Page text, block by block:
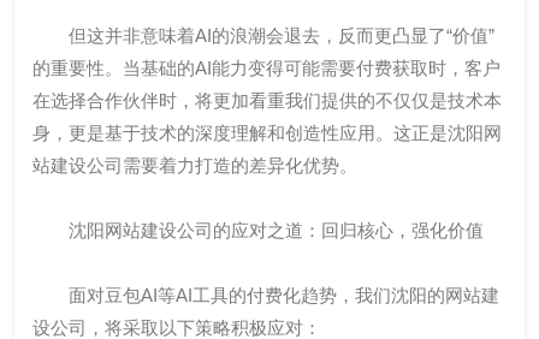
但这并非意味着AI的浪潮会退去，反而更凸显了“价值”
的重要性。当基础的AI能力变得可能需要付费获取时，客户
在选择合作伙伴时，将更加看重我们提供的不仅仅是技术本
身，更是基于技术的深度理解和创造性应用。这正是沈阳网
站建设公司需要着力打造的差异化优势。
沈阳网站建设公司的应对之道：回归核心，强化价值
面对豆包AI等AI工具的付费化趋势，我们沈阳的网站建
设公司，将采取以下策略积极应对：